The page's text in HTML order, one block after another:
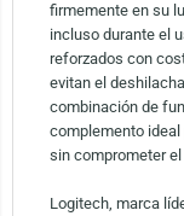
firmemente en su
incluso durante el
reforzados con
evitan el
combinación de
complemento
sin comprometer
Logitech, marca